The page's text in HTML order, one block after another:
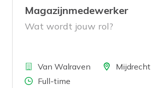
Magazijnmedewerker
Wat wordt jouw rol?
BedrijfVan Walraven LocatieMijdrecht
Aantal uren
Full-time